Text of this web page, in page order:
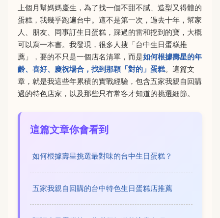
上個月幫媽媽慶生，為了找一個不甜不膩、造型又得體的
蛋糕，我幾乎跑遍台中。這不是第一次，過去十年，幫家
人、朋友、同事訂生日蛋糕，踩過的雷和挖到的寶，大概
可以寫一本書。我發現，很多人搜「台中生日蛋糕推
薦」，要的不只是一個店名清單，而是如何根據壽星的年
齡、喜好、慶祝場合，找到那顆「對的」蛋糕。這篇文
章，就是我這些年累積的實戰經驗，包含五家我親自回購
過的特色店家，以及那些只有常客才知道的挑選細節。
這篇文章你會看到
如何根據壽星挑選最對味的台中生日蛋糕？
五家我親自回購的台中特色生日蛋糕店推薦